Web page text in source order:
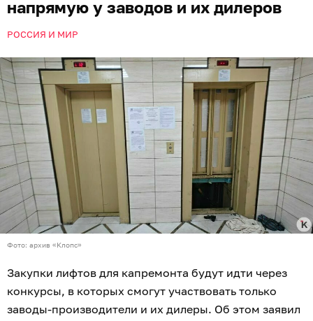
напрямую у заводов и их дилеров
РОССИЯ И МИР
Фото: архив «Клопс»
Закупки лифтов для капремонта будут идти через
конкурсы, в которых смогут участвовать только
заводы-производители и их дилеры. Об этом заявил